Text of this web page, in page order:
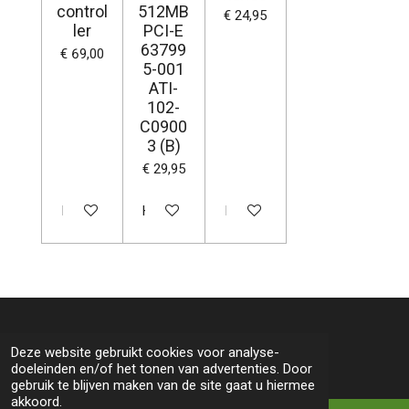
Deze website gebruikt cookies voor analyse-
doeleinden en/of het tonen van advertenties. Door
gebruik te blijven maken van de site gaat u hiermee
akkoord.
control
ler
€ 69,00
In winkelwagen
512MB
PCI-E
63799
5-001
ATI-
102-
C0900
3 (B)
€ 29,95
Houd mij op de hoogte
€ 24,95
In winkelwagen
© 2022 - 2026 Lucien Computers